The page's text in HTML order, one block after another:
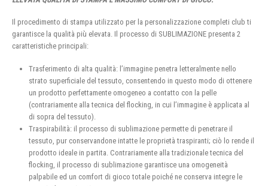
Il procedimento di stampa utilizzato per la personalizzazione completi club ti
garantisce la qualità più elevata. Il processo di SUBLIMAZIONE presenta 2
caratteristiche principali:
Trasferimento di alta qualità: l’immagine penetra letteralmente nello
strato superficiale del tessuto, consentendo in questo modo di ottenere
un prodotto perfettamente omogeneo a contatto con la pelle
(contrariamente alla tecnica del flocking, in cui l’immagine è applicata al
di sopra del tessuto).
Traspirabilità: il processo di sublimazione permette di penetrare il
tessuto, pur conservandone intatte le proprietà traspiranti; ciò lo rende il
prodotto ideale in partita. Contrariamente alla tradizionale tecnica del
flocking, il processo di sublimazione garantisce una omogeneità
palpabile ed un comfort di gioco totale poiché ne conserva integre le